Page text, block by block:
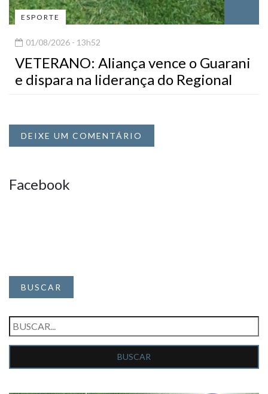
ESPORTE
01/08/2026 - 13h52
VETERANO: Aliança vence o Guarani
e dispara na liderança do Regional
DEIXE UM COMENTÁRIO
Facebook
BUSCAR